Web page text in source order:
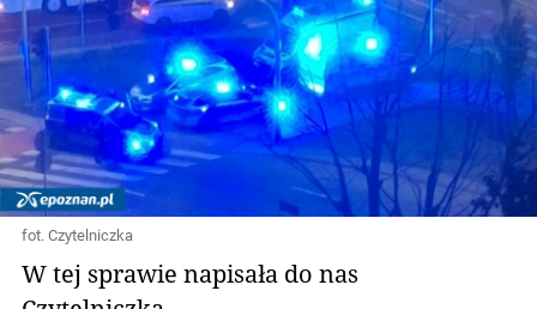
fot. Czytelniczka
W tej sprawie napisała do nas